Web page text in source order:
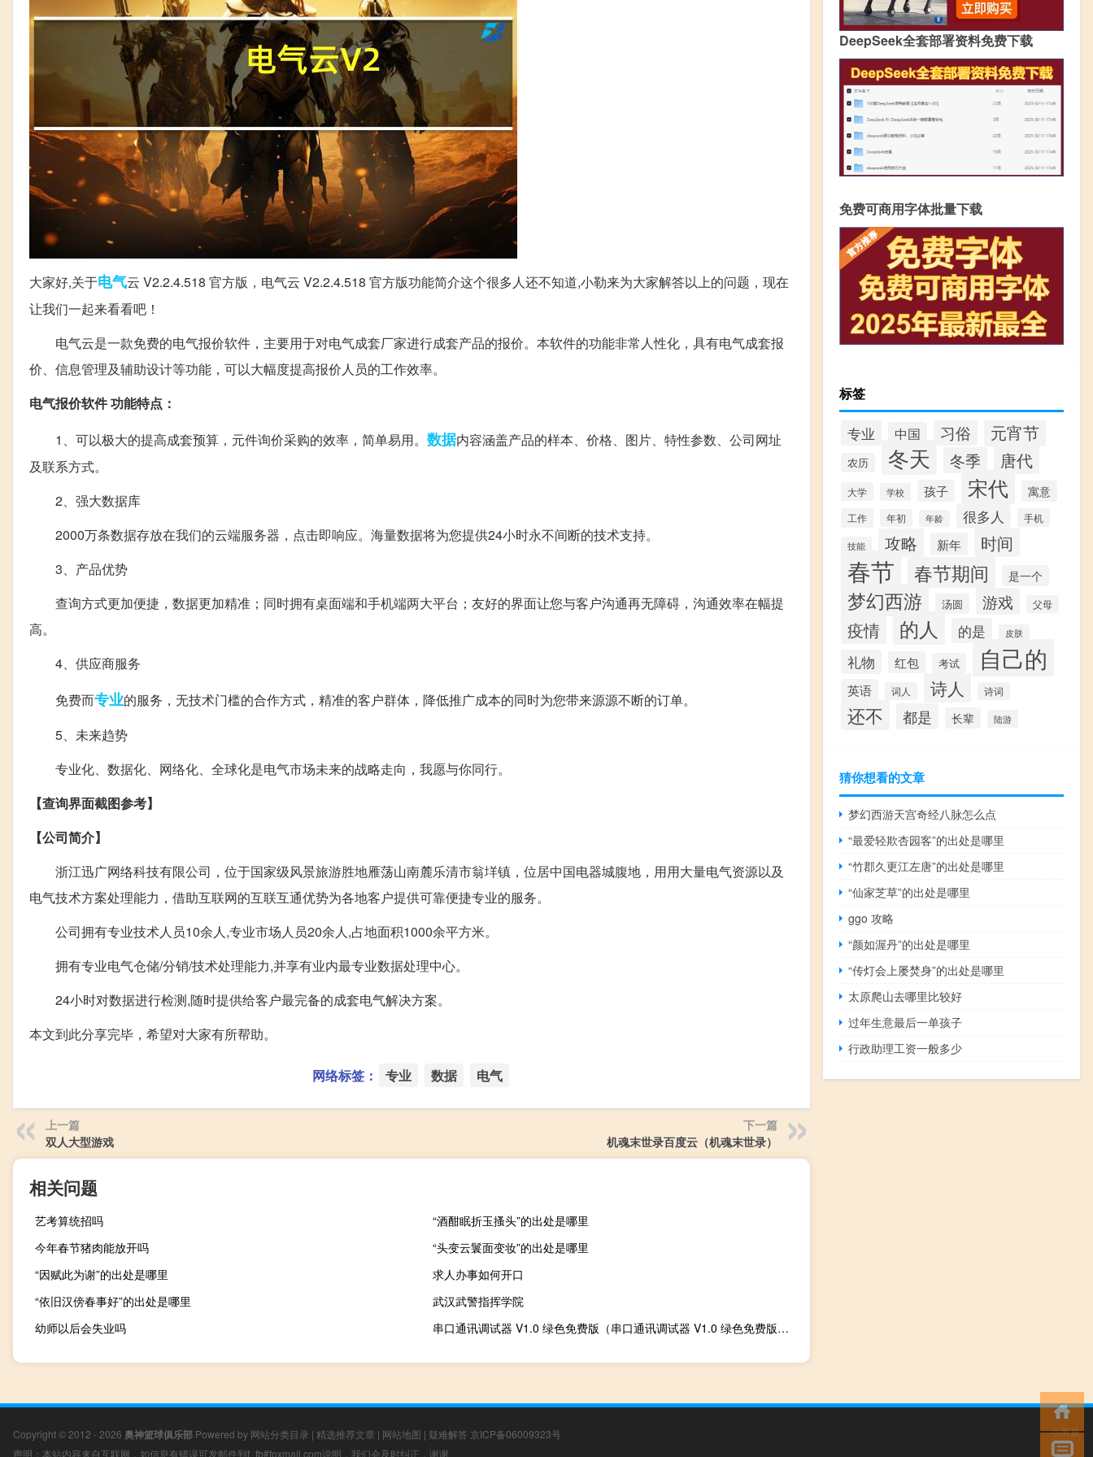
大家好,关于电气云 V2.2.4.518 官方版，电气云 V2.2.4.518 官方版功能简介这个很多人还不知道,小勒来为大家解答以上的问题，现在
让我们一起来看看吧！
电气云是一款免费的电气报价软件，主要用于对电气成套厂家进行成套产品的报价。本软件的功能非常人性化，具有电气成套报
价、信息管理及辅助设计等功能，可以大幅度提高报价人员的工作效率。
电气报价软件 功能特点：
1、可以极大的提高成套预算，元件询价采购的效率，简单易用。 数据内容涵盖产品的样本、价格、图片、特性参数、公司网址
及联系方式。
2、强大数据库
2000万条数据存放在我们的云端服务器，点击即响应。海量数据将为您提供24小时永不间断的技术支持。
3、产品优势
查询方式更加便捷，数据更加精准；同时拥有桌面端和手机端两大平台；友好的界面让您与客户沟通再无障碍，沟通效率在幅提
高。
4、供应商服务
免费而专业的服务，无技术门槛的合作方式，精准的客户群体，降低推广成本的同时为您带来源源不断的订单。
5、未来趋势
专业化、数据化、网络化、全球化是电气市场未来的战略走向，我愿与你同行。
【查询界面截图参考】
【公司简介】
浙江迅广网络科技有限公司，位于国家级风景旅游胜地雁荡山南麓乐清市翁垟镇，位居中国电器城腹地，用用大量电气资源以及
电气技术方案处理能力，借助互联网的互联互通优势为各地客户提供可靠便捷专业的服务。
公司拥有专业技术人员10余人,专业市场人员20余人,占地面积1000余平方米。
拥有专业电气仓储/分销/技术处理能力,并享有业内最专业数据处理中心。
24小时对数据进行检测,随时提供给客户最完备的成套电气解决方案。
本文到此分享完毕，希望对大家有所帮助。
网络标签： 专业 数据 电气
上一篇
双人大型游戏
下一篇
机魂末世录百度云（机魂末世录）
相关问题
艺考算统招吗
“酒酣眠折玉搔头”的出处是哪里
今年春节猪肉能放开吗
“头变云鬟面变妆”的出处是哪里
“因赋此为谢”的出处是哪里
求人办事如何开口
“依旧汉傍春事好”的出处是哪里
武汉武警指挥学院
幼师以后会失业吗
串口通讯调试器 V1.0 绿色免费版（串口通讯调试器 V1.0 绿色免费版功能简介）
DeepSeek全套部署资料免费下载
免费可商用字体批量下载
标签
专业 中国 习俗 元宵节
农历 冬天 冬季 唐代
大学 学校 孩子 宋代 寓意
工作 年初 年龄 很多人 手机
技能 攻略 新年 时间
春节 春节期间 是一个
梦幻西游 汤圆 游戏 父母
疫情 的人 的是 皮肤
礼物 红包 考试 自己的
英语 词人 诗人 诗词
还不 都是 长辈 陆游
猜你想看的文章
梦幻西游天宫奇经八脉怎么点
“最爱轻欺杏园客”的出处是哪里
“竹郡久更江左唐”的出处是哪里
“仙家芝草”的出处是哪里
ggo 攻略
“颜如渥丹”的出处是哪里
“传灯会上屡焚身”的出处是哪里
太原爬山去哪里比较好
过年生意最后一单孩子
行政助理工资一般多少
Copyright © 2012 - 2026 奥神篮球俱乐部 Powered by 网站分类目录 | 精选推荐文章 | 网站地图 | 疑难解答 京ICP备06009323号
声明：本站内容来自互联网，如信息有错误可发邮件到f_fb#foxmail.com说明，我们会及时纠正，谢谢
小男孩